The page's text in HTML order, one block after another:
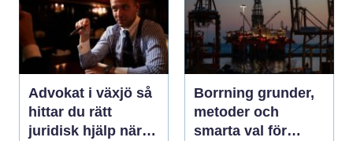
Advokat i växjö så
hittar du rätt
juridisk hjälp när
Borrning grunder,
metoder och
smarta val för